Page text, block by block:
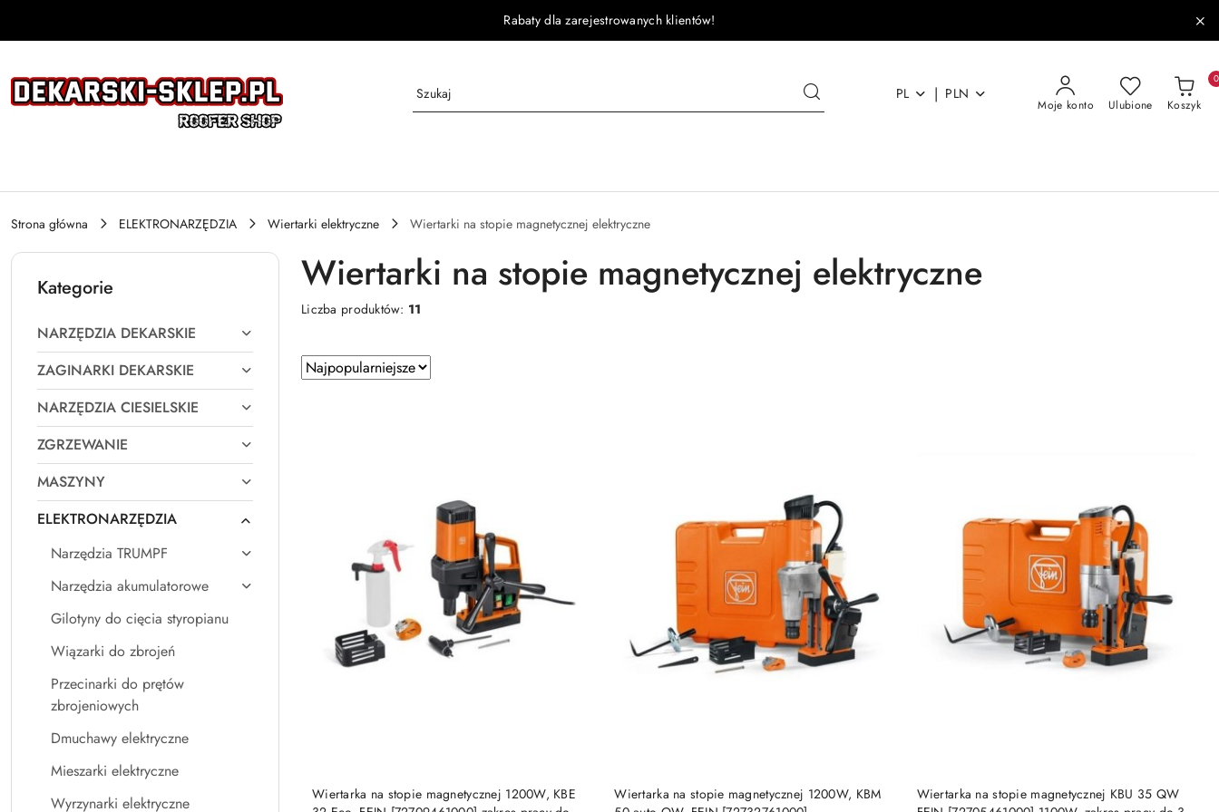
Rabaty dla zarejestrowanych klientów!
PL | PLN
Moje konto Ulubione Koszyk
0
Strona główna ELEKTRONARZĘDZIA Wiertarki elektryczne Wiertarki na stopie magnetycznej elektryczne
Kategorie
NARZĘDZIA DEKARSKIE
ZAGINARKI DEKARSKIE
NARZĘDZIA CIESIELSKIE
ZGRZEWANIE
MASZYNY
ELEKTRONARZĘDZIA
Narzędzia TRUMPF
Narzędzia akumulatorowe
Gilotyny do cięcia styropianu
Wiązarki do zbrojeń
Przecinarki do prętów
zbrojeniowych
Dmuchawy elektryczne
Mieszarki elektryczne
Wyrzynarki elektryczne
Wiertarki na stopie magnetycznej elektryczne
Liczba produktów: 11
Zastosowano
sortowanie:
Sortuj
według
Wiertarka na stopie magnetycznej 1200W, KBE
DO KOSZYKA
Wiertarka na stopie magnetycznej 1200W, KBM
DO KOSZYKA
Wiertarka na stopie magnetycznej KBU 35 QW
DO KOSZYKA